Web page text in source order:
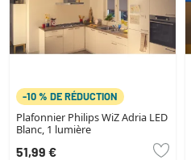
-10 % DE RÉDUCTION
Plafonnier Philips WiZ Adria LED
Blanc, 1 lumière
51,99 €